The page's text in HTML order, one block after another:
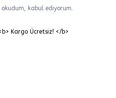
okudum, kabul ediyorum.